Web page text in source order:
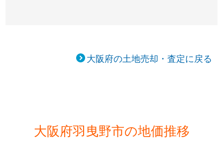
大阪府の土地売却・査定に戻る
大阪府羽曳野市の地価推移